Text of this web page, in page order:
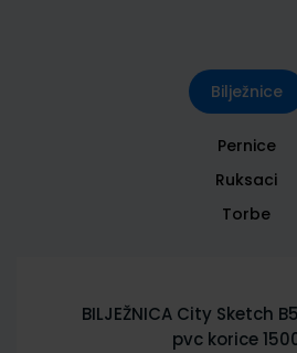
Bilježnice
Pernice
Ruksaci
Torbe
BILJEŽNICA City Sketch
pvc korice